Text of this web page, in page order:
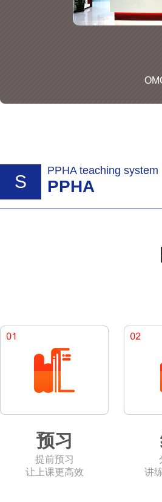
S
PPHA teaching system
PPHA
预习
提前预习
让上课更高效
讲